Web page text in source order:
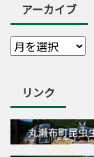
アーカイブ
リンク